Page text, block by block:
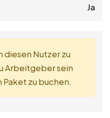
Ja
diesen Nutzer zu
Arbeitgeber sein
Paket zu buchen.